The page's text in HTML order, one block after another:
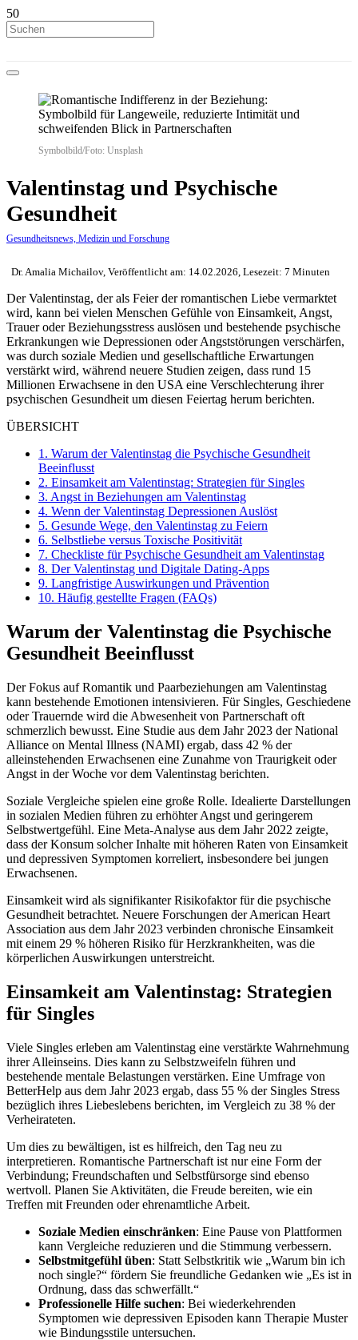
Symbolbild/Foto: Unsplash
Valentinstag und Psychische
Gesundheit
Gesundheitsnews, Medizin und Forschung
Dr. Amalia Michailov, Veröffentlicht am: 14.02.2026, Lesezeit: 7 Minuten
Der Valentinstag, der als Feier der romantischen Liebe vermarktet
wird, kann bei vielen Menschen Gefühle von Einsamkeit, Angst,
Trauer oder Beziehungsstress auslösen und bestehende psychische
Erkrankungen wie Depressionen oder Angststörungen verschärfen,
was durch soziale Medien und gesellschaftliche Erwartungen
verstärkt wird, während neuere Studien zeigen, dass rund 15
Millionen Erwachsene in den USA eine Verschlechterung ihrer
psychischen Gesundheit um diesen Feiertag herum berichten.
ÜBERSICHT
1. Warum der Valentinstag die Psychische Gesundheit
Beeinflusst
2. Einsamkeit am Valentinstag: Strategien für Singles
3. Angst in Beziehungen am Valentinstag
4. Wenn der Valentinstag Depressionen Auslöst
5. Gesunde Wege, den Valentinstag zu Feiern
6. Selbstliebe versus Toxische Positivität
7. Checkliste für Psychische Gesundheit am Valentinstag
8. Der Valentinstag und Digitale Dating-Apps
9. Langfristige Auswirkungen und Prävention
10. Häufig gestellte Fragen (FAQs)
Warum der Valentinstag die Psychische
Gesundheit Beeinflusst
Der Fokus auf Romantik und Paarbeziehungen am Valentinstag
kann bestehende Emotionen intensivieren. Für Singles, Geschiedene
oder Trauernde wird die Abwesenheit von Partnerschaft oft
schmerzlich bewusst. Eine Studie aus dem Jahr 2023 der National
Alliance on Mental Illness (NAMI) ergab, dass 42 % der
alleinstehenden Erwachsenen eine Zunahme von Traurigkeit oder
Angst in der Woche vor dem Valentinstag berichten.
Soziale Vergleiche spielen eine große Rolle. Idealierte Darstellungen
in sozialen Medien führen zu erhöhter Angst und geringerem
Selbstwertgefühl. Eine Meta-Analyse aus dem Jahr 2022 zeigte,
dass der Konsum solcher Inhalte mit höheren Raten von Einsamkeit
und depressiven Symptomen korreliert, insbesondere bei jungen
Erwachsenen.
Einsamkeit wird als signifikanter Risikofaktor für die psychische
Gesundheit betrachtet. Neuere Forschungen der American Heart
Association aus dem Jahr 2023 verbinden chronische Einsamkeit
mit einem 29 % höheren Risiko für Herzkrankheiten, was die
körperlichen Auswirkungen unterstreicht.
Einsamkeit am Valentinstag: Strategien
für Singles
Viele Singles erleben am Valentinstag eine verstärkte Wahrnehmung
ihrer Alleinseins. Dies kann zu Selbstzweifeln führen und
bestehende mentale Belastungen verstärken. Eine Umfrage von
BetterHelp aus dem Jahr 2023 ergab, dass 55 % der Singles Stress
bezüglich ihres Liebeslebens berichten, im Vergleich zu 38 % der
Verheirateten.
Um dies zu bewältigen, ist es hilfreich, den Tag neu zu
interpretieren. Romantische Partnerschaft ist nur eine Form der
Verbindung; Freundschaften und Selbstfürsorge sind ebenso
wertvoll. Planen Sie Aktivitäten, die Freude bereiten, wie ein
Treffen mit Freunden oder ehrenamtliche Arbeit.
Soziale Medien einschränken: Eine Pause von Plattformen
kann Vergleiche reduzieren und die Stimmung verbessern.
Selbstmitgefühl üben: Statt Selbstkritik wie „Warum bin ich
noch single?“ fördern Sie freundliche Gedanken wie „Es ist in
Ordnung, dass das schwerfällt.“
Professionelle Hilfe suchen: Bei wiederkehrenden
Symptomen wie depressiven Episoden kann Therapie Muster
wie Bindungsstile untersuchen.